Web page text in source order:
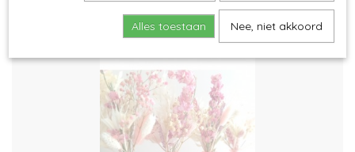
Alles toestaan Nee, niet akkoord